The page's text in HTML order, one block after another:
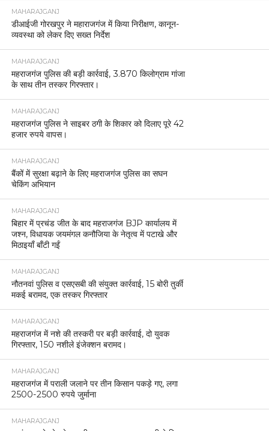
MAHARAJGANJ
डीआईजी गोरखपुर ने महाराजगंज में किया निरीक्षण, कानून-
व्यवस्था को लेकर दिए सख्त निर्देश
MAHARAJGANJ
महराजगंज पुलिस की बड़ी कार्रवाई, 3.870 किलोग्राम गांजा
के साथ तीन तस्कर गिरफ्तार।
MAHARAJGANJ
महराजगंज पुलिस ने साइबर ठगी के शिकार को दिलाए पूरे 42
हजार रुपये वापस।
MAHARAJGANJ
बैंकों में सुरक्षा बढ़ाने के लिए महराजगंज पुलिस का सघन
चेकिंग अभियान
MAHARAJGANJ
बिहार में प्रचंड जीत के बाद महराजगंज BJP कार्यालय में
जश्न, विधायक जयमंगल कनौजिया के नेतृत्व में पटाखे और
मिठाइयाँ बाँटी गईं
MAHARAJGANJ
नौतनवां पुलिस व एसएसबी की संयुक्त कार्रवाई, 15 बोरी तुर्की
मकई बरामद, एक तस्कर गिरफ्तार
MAHARAJGANJ
महराजगंज में नशे की तस्करी पर बड़ी कार्रवाई, दो युवक
गिरफ्तार, 150 नशीले इंजेक्शन बरामद।
MAHARAJGANJ
महराजगंज में पराली जलाने पर तीन किसान पकड़े गए, लगा
2500-2500 रुपये जुर्माना
MAHARAJGANJ